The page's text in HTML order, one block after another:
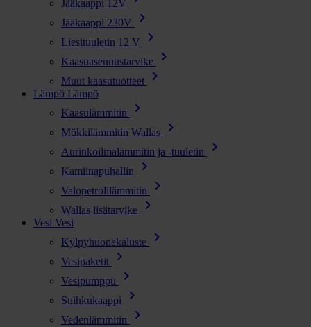
Jääkaappi 12V
Jääkaappi 230V chevron_right
Liesituuletin 12 V chevron_right
Kaasuasennustarvike chevron_right
Muut kaasutuotteet chevron_right
Lämpö Lämpö
Kaasulämmitin
chevron_right
Mökkilämmitin Wallas chevron_right
Aurinkoilmalämmitin ja -tuuletin chevron_right
Kamiinapuhallin chevron_right
Valopetrolilämmitin chevron_right
Wallas lisätarvike chevron_right
Vesi Vesi
Kylpyhuonekaluste
chevron_right
Vesipaketit chevron_right
Vesipumppu chevron_right
Suihkukaappi chevron_right
Vedenlämmitin chevron_right